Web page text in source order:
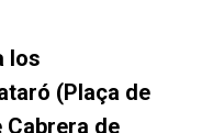
los
(Plaça de
Cabrera de